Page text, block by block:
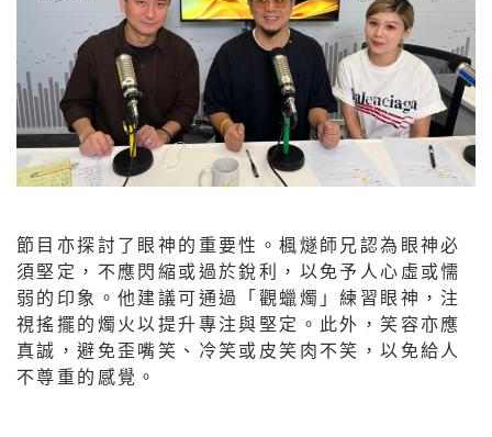
節目亦探討了眼神的重要性。楓燧師兄認為眼神必
須堅定，不應閃縮或過於銳利，以免予人心虛或懦
弱的印象。他建議可通過「觀蠟燭」練習眼神，注
視搖擺的燭火以提升專注與堅定。此外，笑容亦應
真誠，避免歪嘴笑、冷笑或皮笑肉不笑，以免給人
不尊重的感覺。